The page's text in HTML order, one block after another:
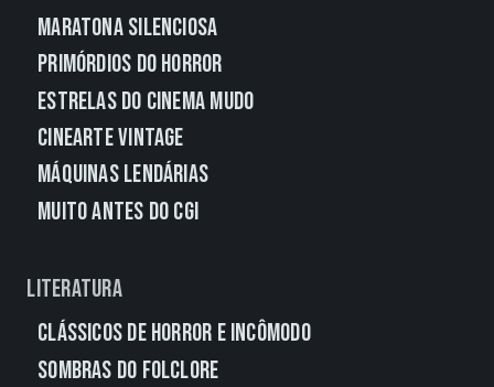
Maratona Silenciosa
Primórdios do Horror
Estrelas do Cinema Mudo
CineArte Vintage
Máquinas Lendárias
Muito Antes do CGI
Literatura
Clássicos de Horror e Incômodo
Sombras do Folclore